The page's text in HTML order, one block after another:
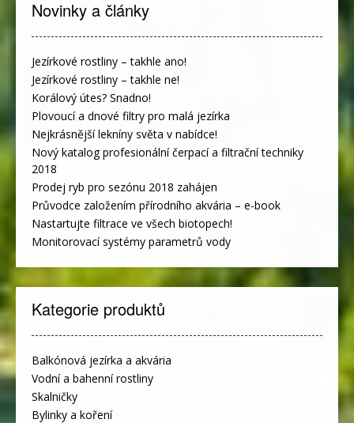
Novinky a články
Jezírkové rostliny – takhle ano!
Jezírkové rostliny – takhle ne!
Korálový útes? Snadno!
Plovoucí a dnové filtry pro malá jezírka
Nejkrásnější lekníny světa v nabídce!
Nový katalog profesionální čerpací a filtrační techniky
2018
Prodej ryb pro sezónu 2018 zahájen
Průvodce založením přírodního akvária – e-book
Nastartujte filtrace ve všech biotopech!
Monitorovací systémy parametrů vody
Kategorie produktů
Balkónová jezírka a akvária
Vodní a bahenní rostliny
Skalničky
Bylinky a koření